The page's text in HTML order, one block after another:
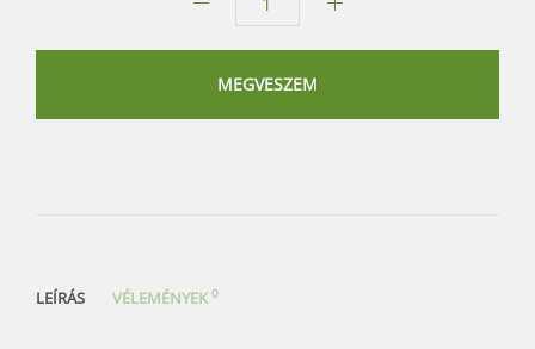
MEGVESZEM
LEÍRÁS VÉLEMÉNYEK0